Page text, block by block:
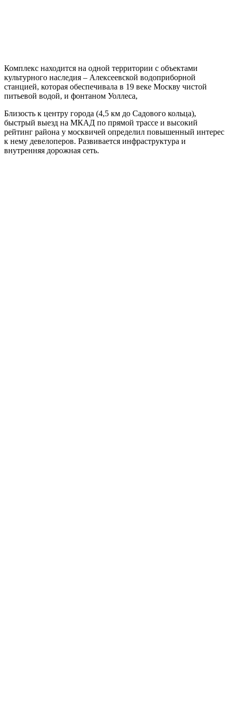
Комплекс находится на одной территории с объектами
культурного наследия – Алексеевской водоприборной
станцией, которая обеспечивала в 19 веке Москву чистой
питьевой водой, и фонтаном Уоллеса,
Близость к центру города (4,5 км до Садового кольца),
быстрый выезд на МКАД по прямой трассе и высокий
рейтинг района у москвичей определил повышенный интерес
к нему девелоперов. Развивается инфраструктура и
внутренняя дорожная сеть.